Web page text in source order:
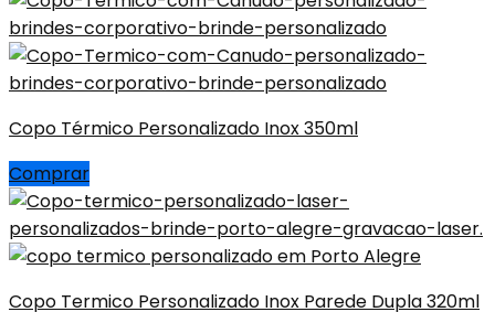
Copo Térmico Personalizado Inox 350ml
Comprar
Copo Termico Personalizado Inox Parede Dupla 320ml